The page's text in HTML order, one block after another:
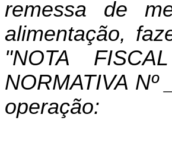
remessa de
alimentação,
"NOTA
NORMATIVA
operação: